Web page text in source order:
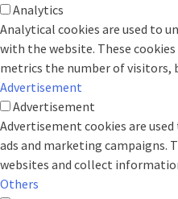
Analytics
Analytical cookies are used to
with the website. These
metrics the number of visitors,
Advertisement
Advertisement
Advertisement cookies are
ads and marketing campaigns.
websites and collect
Others